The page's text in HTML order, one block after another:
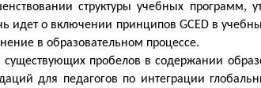
структуры учебных программ,
идет о включении принципов GCED в
в образовательном процессе.
пробелов в содержании
для педагогов по интеграции